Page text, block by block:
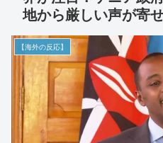
地から厳しい声が寄
【海外の反応】